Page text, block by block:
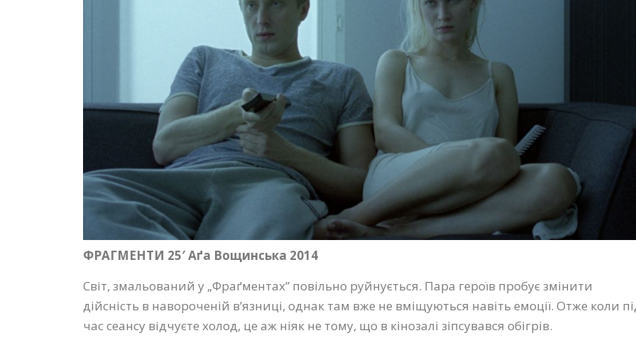
ФРАГМЕНТИ 25′ Аґа Вощинська 2014
Світ, змальований у „Фраґментах” повільно руйнується. Пара героїв пробує змінити
дійсність в навороченій в’язниці, однак там вже не вміщуються навіть емоції. Отже коли
час сеансу відчуєте холод, це аж ніяк не тому, що в кінозалі зіпсувався обігрів.